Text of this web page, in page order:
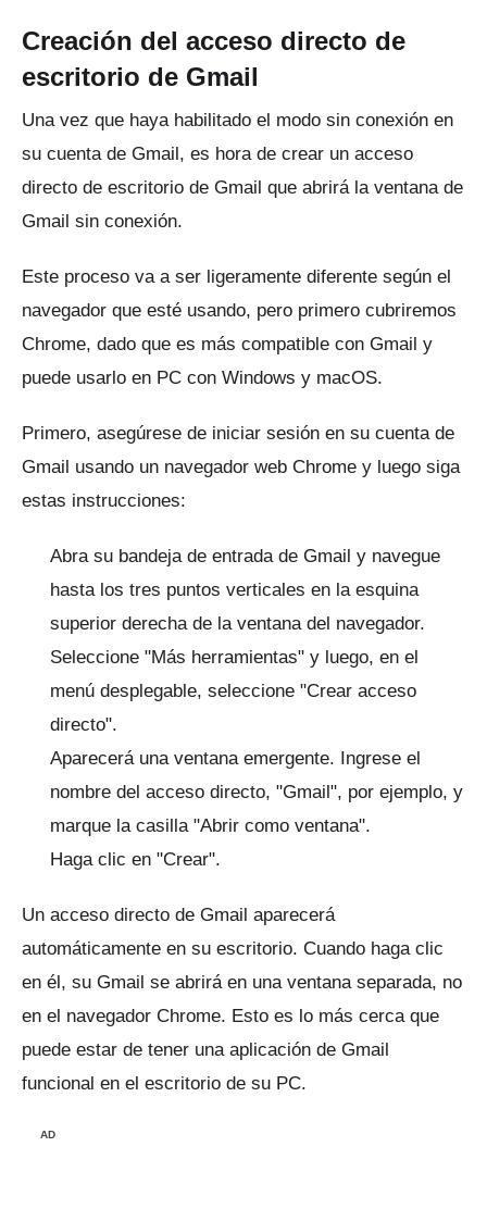
Creación del acceso directo de
escritorio de Gmail
Una vez que haya habilitado el modo sin conexión en
su cuenta de Gmail, es hora de crear un acceso
directo de escritorio de Gmail que abrirá la ventana de
Gmail sin conexión.
Este proceso va a ser ligeramente diferente según el
navegador que esté usando, pero primero cubriremos
Chrome, dado que es más compatible con Gmail y
puede usarlo en PC con Windows y macOS.
Primero, asegúrese de iniciar sesión en su cuenta de
Gmail usando un navegador web Chrome y luego siga
estas instrucciones:
Abra su bandeja de entrada de Gmail y navegue
hasta los tres puntos verticales en la esquina
superior derecha de la ventana del navegador.
Seleccione "Más herramientas" y luego, en el
menú desplegable, seleccione "Crear acceso
directo".
Aparecerá una ventana emergente. Ingrese el
nombre del acceso directo, "Gmail", por ejemplo, y
marque la casilla "Abrir como ventana".
Haga clic en "Crear".
Un acceso directo de Gmail aparecerá
automáticamente en su escritorio. Cuando haga clic
en él, su Gmail se abrirá en una ventana separada, no
en el navegador Chrome. Esto es lo más cerca que
puede estar de tener una aplicación de Gmail
funcional en el escritorio de su PC.
AD